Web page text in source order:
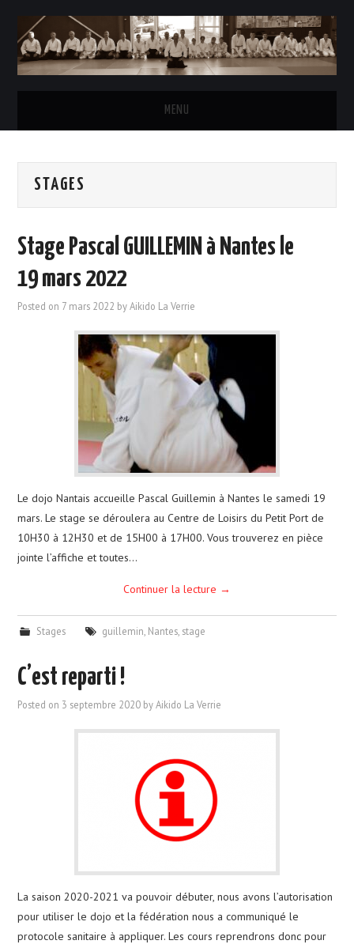
MENU
L’AÏKIDO
HORAIRES DES COURS
INSCRIPTIONS & TARIFS
NOUS CONTACTER
STAGES
Stage Pascal GUILLEMIN à Nantes le
19 mars 2022
Posted on 7 mars 2022 byAikido La Verrie
Le dojo Nantais accueille Pascal Guillemin à Nantes le samedi 19
mars. Le stage se déroulera au Centre de Loisirs du Petit Port de
10H30 à 12H30 et de 15H00 à 17H00. Vous trouverez en pièce
jointe l’affiche et toutes…
Continuer la lecture →
Stages guillemin, Nantes, stage
C’est reparti !
Posted on 3 septembre 2020 byAikido La Verrie
La saison 2020-2021 va pouvoir débuter, nous avons l’autorisation
pour utiliser le dojo et la fédération nous a communiqué le
protocole sanitaire à appliquer. Les cours reprendrons donc pour